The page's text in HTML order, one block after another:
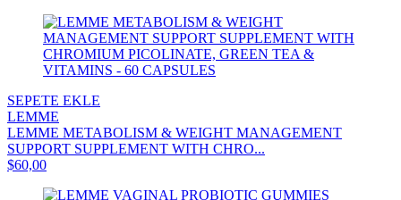
SEPETE EKLE
LEMME
LEMME METABOLISM & WEIGHT MANAGEMENT
SUPPORT SUPPLEMENT WITH CHRO...
$60,00